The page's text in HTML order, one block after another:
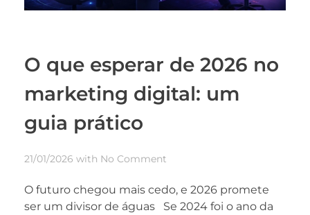
O que esperar de 2026 no
marketing digital: um
guia prático
21/01/2026 with No Comment
O futuro chegou mais cedo, e 2026 promete
ser um divisor de águas Se 2024 foi o ano da